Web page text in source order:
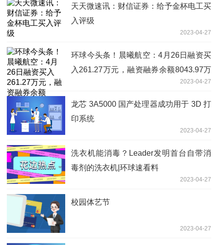
天天微速讯：财信证券：给予金杯电工买
入评级
2023-04-27
环球今头条！晨曦航空：4月26日融资买
入261.27万元，融资融券余额8043.97万
2023-04-27
龙芯 3A5000 国产处理器成功用于 3D 打
印系统
2023-04-27
洗衣机能消毒？Leader发明首台自带消
毒剂的洗衣机|环球速看料
2023-04-27
校园体艺节
2023-04-27